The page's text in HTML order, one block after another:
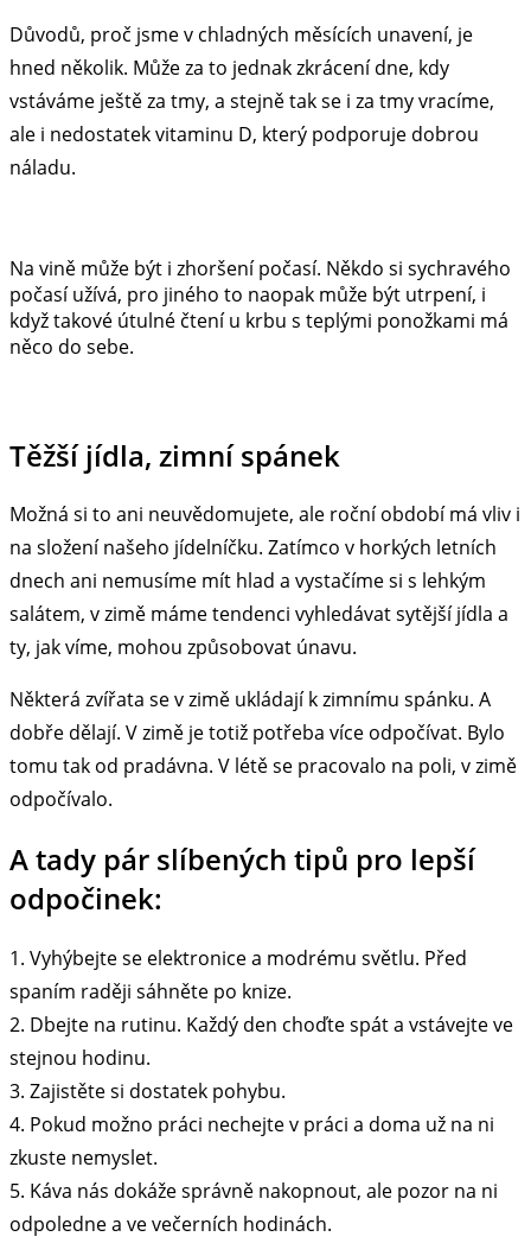
Důvodů, proč jsme v chladných měsících unavení, je
hned několik. Může za to jednak zkrácení dne, kdy
vstáváme ještě za tmy, a stejně tak se i za tmy vracíme,
ale i nedostatek vitaminu D, který podporuje dobrou
náladu.
Na vině může být i zhoršení počasí. Někdo si sychravého
počasí užívá, pro jiného to naopak může být utrpení, i
když takové útulné čtení u krbu s teplými ponožkami má
něco do sebe.
Těžší jídla, zimní spánek
Možná si to ani neuvědomujete, ale roční období má vliv i
na složení našeho jídelníčku. Zatímco v horkých letních
dnech ani nemusíme mít hlad a vystačíme si s lehkým
salátem, v zimě máme tendenci vyhledávat sytější jídla a
ty, jak víme, mohou způsobovat únavu.
Některá zvířata se v zimě ukládají k zimnímu spánku. A
dobře dělají. V zimě je totiž potřeba více odpočívat. Bylo
tomu tak od pradávna. V létě se pracovalo na poli, v zimě
odpočívalo.
A tady pár slíbených tipů pro lepší
odpočinek:
1. Vyhýbejte se elektronice a modrému světlu. Před
spaním raději sáhněte po knize.
2. Dbejte na rutinu. Každý den choďte spát a vstávejte ve
stejnou hodinu.
3. Zajistěte si dostatek pohybu.
4. Pokud možno práci nechejte v práci a doma už na ni
zkuste nemyslet.
5. Káva nás dokáže správně nakopnout, ale pozor na ni
odpoledne a ve večerních hodinách.